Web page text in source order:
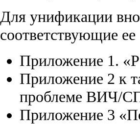
Для унификации
соответствующие ее
Приложение 1.
Приложение 2 к
проблеме ВИЧ/
Приложение 3